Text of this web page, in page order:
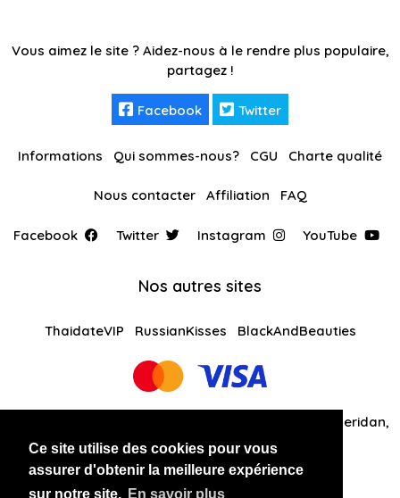
Ce site utilise des cookies pour vous
assurer d'obtenir la meilleure expérience
sur notre site. En savoir plus
Vous aimez le site ? Aidez-nous à le rendre plus populaire,
partagez !
Facebook Twitter
Informations Qui sommes-nous? CGU Charte qualité
Nous contacter Affiliation FAQ
Facebook Twitter Instagram YouTube
Nos autres sites
ThaidateVIP RussianKisses BlackAndBeauties
Global Solutions Medias LLC 30 N Gould St Ste R Sheridan,
WY 82801
+14242081461